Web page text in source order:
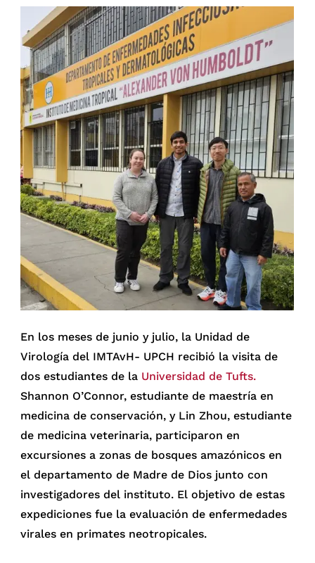
En los meses de junio y julio, la Unidad de
Virología del IMTAvH- UPCH recibió la visita de
dos estudiantes de la Universidad de Tufts.
Shannon O’Connor, estudiante de maestría en
medicina de conservación, y Lin Zhou, estudiante
de medicina veterinaria, participaron en
excursiones a zonas de bosques amazónicos en
el departamento de Madre de Dios junto con
investigadores del instituto. El objetivo de estas
expediciones fue la evaluación de enfermedades
virales en primates neotropicales.